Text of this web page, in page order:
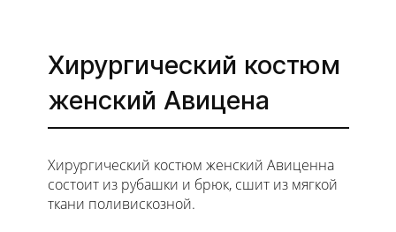
Хирургический костюм
женский Авицена
Хирургический костюм женский Авиценна
состоит из рубашки и брюк, сшит из мягкой
ткани поливискозной.